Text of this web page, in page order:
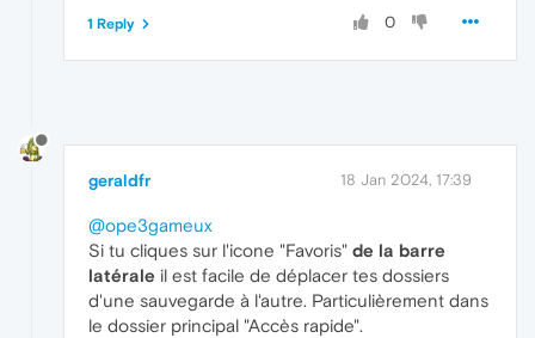
0
1 Reply
geraldfr 18 Jan 2024, 17:39
@ope3gameux
Si tu cliques sur l'icone "Favoris" de la barre
latérale il est facile de déplacer tes dossiers
d'une sauvegarde à l'autre. Particulièrement dans
le dossier principal "Accès rapide".